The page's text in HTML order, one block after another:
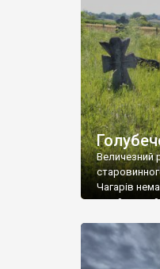
Величезний
Чагарів
– найкращий
бруньками,
делікатес.